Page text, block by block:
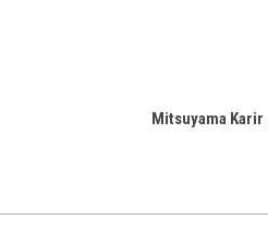
Mitsuyama Karir